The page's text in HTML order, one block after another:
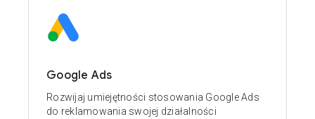
Google Ads
Rozwijaj umiejętności stosowania Google Ads
do reklamowania swojej działalności